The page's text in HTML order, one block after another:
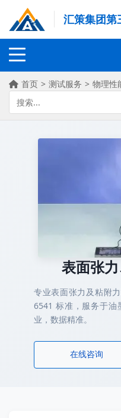
汇策集团第
首页 > 测试服务 > 物理性
表面张
专业表面张力及粘附
6541 标准，服务于
业，数据精准。
在线咨询